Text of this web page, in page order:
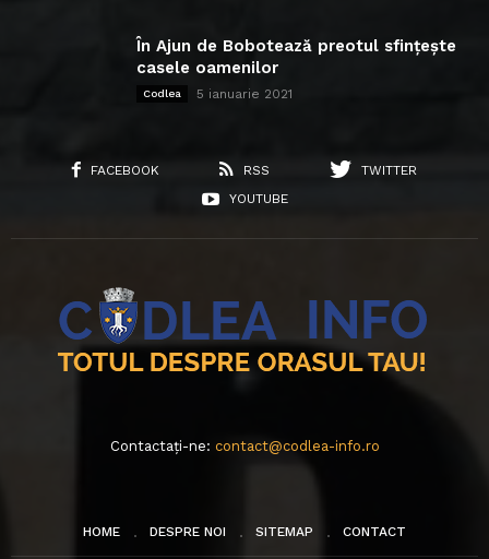
În Ajun de Bobotează preotul sfințește
casele oamenilor
Codlea 5 ianuarie 2021
FACEBOOK RSS
TWITTER
YOUTUBE
Contactați-ne: contact@codlea-info.ro
HOME DESPRE NOI SITEMAP CONTACT